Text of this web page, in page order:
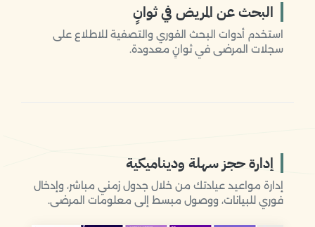
البحث عن المريض في ثوانٍ
استخدم أدوات البحث الفوري والتصفية للاطلاع على
سجلات المرضى في ثوانٍ معدودة.
إدارة حجز سهلة وديناميكية
إدارة مواعيد عيادتك من خلال جدول زمني مباشر، وإدخال
فوري للبيانات، ووصول مبسط إلى معلومات المرضى.